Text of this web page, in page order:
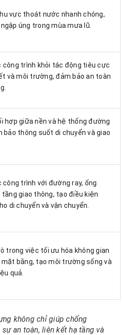
vực thoát nước nhanh chóng,
úng trong mùa mưa lũ.
công trình khỏi tác động tiêu cực
và môi trường, đảm bảo an toàn
hợp giữa nền và hệ thống đường
bảo thông suốt di chuyển và giao
công trình với đường ray, ống
tầng giao thông, tạo điều kiện
di chuyển và vận chuyển.
trong việc tối ưu hóa không gian
bằng, tạo môi trường sống và
quả.
không chỉ giúp chống
an toàn, liên kết hạ tầng và